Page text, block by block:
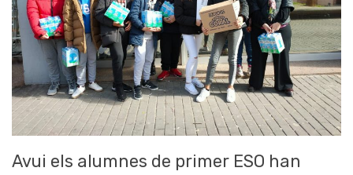
Avui els alumnes de primer ESO han